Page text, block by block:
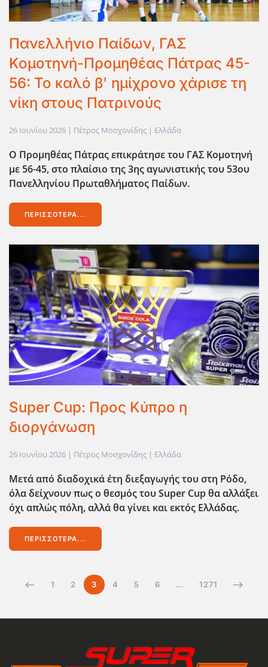
Πανελλήνιο Παίδων, ΓΑΣ
Κομοτηνή-Προμηθέας Πάτρας 45-
56: Το καλό β' ημίχρονο χάρισε τη
νίκη στους Πατρινούς
26 Ιουνίου 2026 | Πέτρος Μοσχονίδης | Ελλάδα
Ο Προμηθέας Πάτρας επικράτησε του ΓΑΣ Κομοτηνή
με 56-45, στο πλαίσιο της 3ης αγωνιστικής του 53ου
Πανελληνίου Πρωταθλήματος Παίδων.
ΠΕΡΙΣΣΌΤΕΡΑ...
Super Cup: Προς Κύπρο η
διοργάνωση
26 Ιουνίου 2026 | Πέτρος Μοσχονίδης | Ελλάδα
Μετά από διαδοχικά έτη διεξαγωγής του στη Ρόδο,
όλα δείχνουν πως ο θεσμός του Super Cup θα αλλάξει
όχι απλώς πόλη, αλλά θα γίνει και εκτός Ελλάδας.
ΠΕΡΙΣΣΌΤΕΡΑ...
1 2 3 4 5 6 … 1271